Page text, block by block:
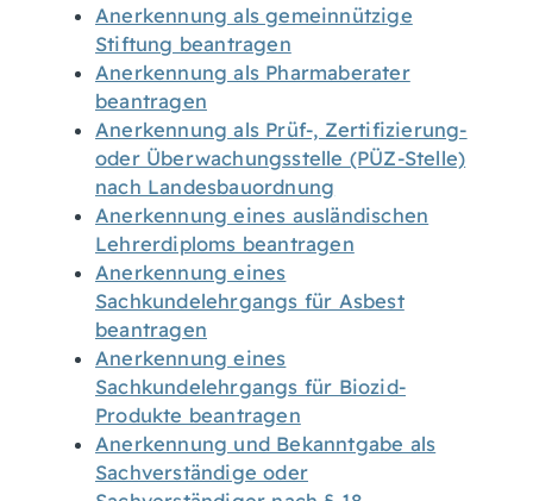
Anerkennung als gemeinnützige
Stiftung beantragen
Anerkennung als Pharmaberater
beantragen
Anerkennung als Prüf-, Zertifizierung-
oder Überwachungsstelle (PÜZ-Stelle)
nach Landesbauordnung
Anerkennung eines ausländischen
Lehrerdiploms beantragen
Anerkennung eines
Sachkundelehrgangs für Asbest
beantragen
Anerkennung eines
Sachkundelehrgangs für Biozid-
Produkte beantragen
Anerkennung und Bekanntgabe als
Sachverständige oder